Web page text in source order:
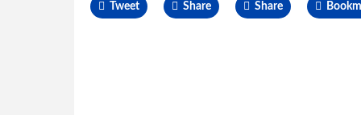
Tweet Share Share